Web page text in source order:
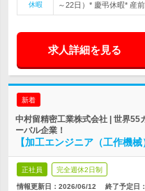
休暇
～22日）* 慶弔休暇* 産
求人詳細を見る
新着
中村留精密工業株式会社 | 世界55
ーバル企業！
【加工エンジニア（工作機
正社員 完全週休2日制
情報更新日：2026/06/12 終了予定日：